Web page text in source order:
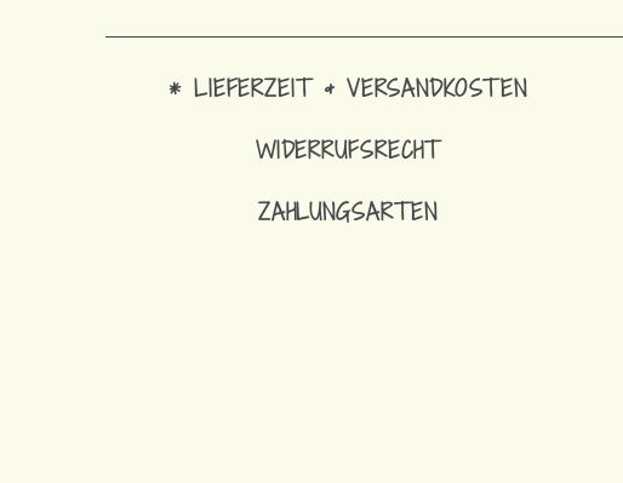
* LIEFERZEIT & VERSANDKOSTEN
WIDERRUFSRECHT
ZAHLUNGSARTEN